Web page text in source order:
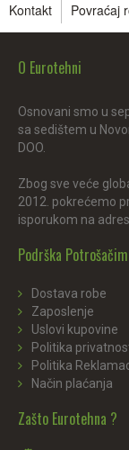
Kontakt Povraćaj
O Eurotehni
Osnovani smo u
sa sedištem u
DOO.
Zbog sve veće
2012. pokrećemo
isporukom na
Podrška
Dostava robe
Zaposlenje
Uslovi kupovine
Politika
Politika
Način plaćanja
Zašto Eurotehna ?